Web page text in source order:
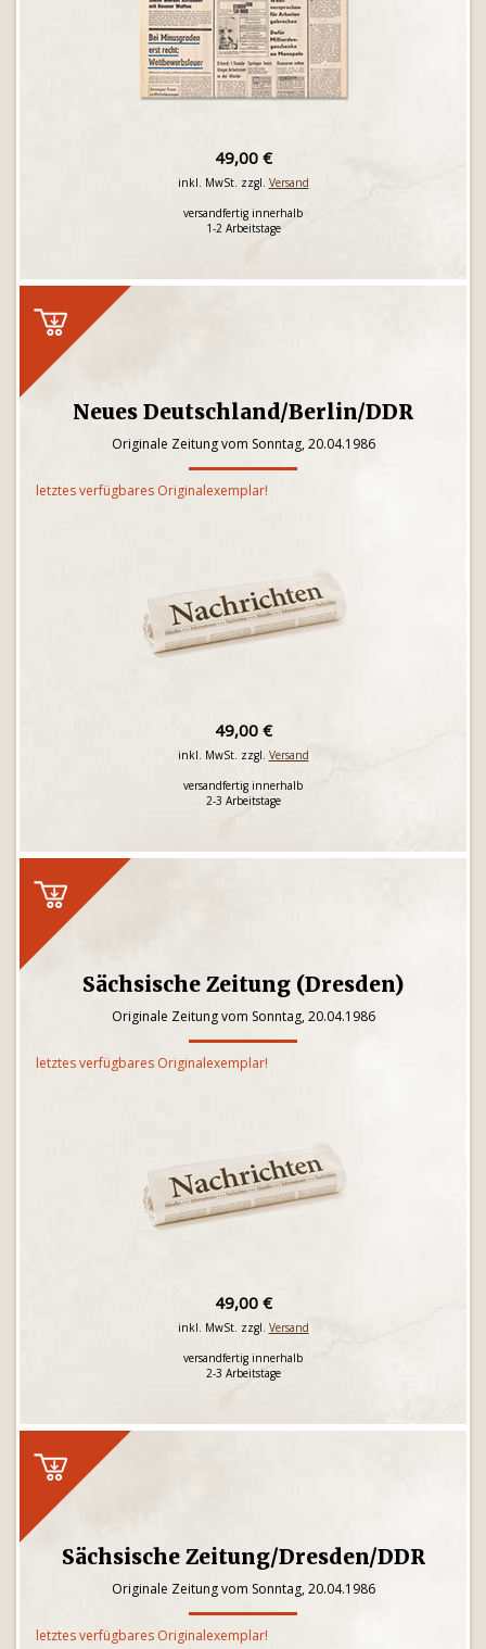
49,00 €
inkl. MwSt. zzgl. Versand
versandfertig innerhalb
1-2 Arbeitstage
Neues Deutschland/Berlin/DDR
Originale Zeitung vom Sonntag, 20.04.1986
letztes verfügbares Originalexemplar!
49,00 €
inkl. MwSt. zzgl. Versand
versandfertig innerhalb
2-3 Arbeitstage
Sächsische Zeitung (Dresden)
Originale Zeitung vom Sonntag, 20.04.1986
letztes verfügbares Originalexemplar!
49,00 €
inkl. MwSt. zzgl. Versand
versandfertig innerhalb
2-3 Arbeitstage
Sächsische Zeitung/Dresden/DDR
Originale Zeitung vom Sonntag, 20.04.1986
letztes verfügbares Originalexemplar!